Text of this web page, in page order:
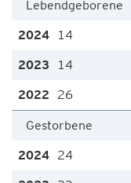
Lebendgeborene
14
14
26
Gestorbene
24